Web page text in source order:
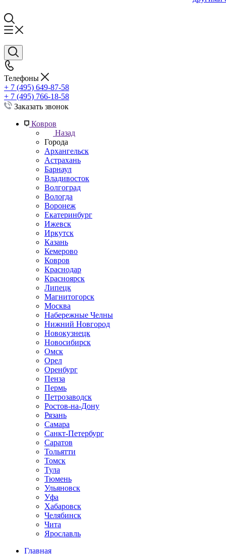
Телефоны
+ 7 (495) 649-87-58
+ 7 (495) 766-18-58
Заказать звонок
Ковров
Назад
Города
Архангельск
Астрахань
Барнаул
Владивосток
Волгоград
Вологда
Воронеж
Екатеринбург
Ижевск
Иркутск
Казань
Кемерово
Ковров
Краснодар
Красноярск
Липецк
Магнитогорск
Москва
Набережные Челны
Нижний Новгород
Новокузнецк
Новосибирск
Омск
Орел
Оренбург
Пенза
Пермь
Петрозаводск
Ростов-на-Дону
Рязань
Самара
Санкт-Петербург
Саратов
Тольятти
Томск
Тула
Тюмень
Ульяновск
Уфа
Хабаровск
Челябинск
Чита
Ярославль
Главная